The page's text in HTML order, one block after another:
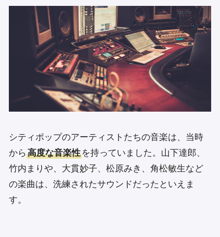
シティポップのアーティストたちの音楽は、当時
から 高度な音楽性を持っていました。山下達郎、
竹内まりや、大貫妙子、松原みき、角松敏生など
の楽曲は、洗練されたサウンドだったといえま
す。